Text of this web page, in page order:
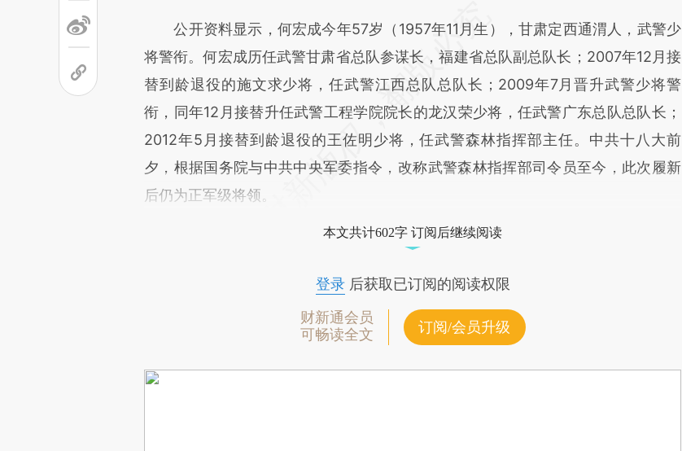
公开资料显示，何宏成今年57岁（1957年11月生），甘肃定西通渭人，武警少
将警衔。何宏成历任武警甘肃省总队参谋长，福建省总队副总队长；2007年12月接
替到龄退役的施文求少将，任武警江西总队总队长；2009年7月晋升武警少将警
衔，同年12月接替升任武警工程学院院长的龙汉荣少将，任武警广东总队总队长；
2012年5月接替到龄退役的王佐明少将，任武警森林指挥部主任。中共十八大前
夕，根据国务院与中共中央军委指令，改称武警森林指挥部司令员至今，此次履新
后仍为正军级将领。
本文共计602字 订阅后继续阅读
登录后获取已订阅的阅读权限
财新通会员
可畅读全文
订阅/会员升级